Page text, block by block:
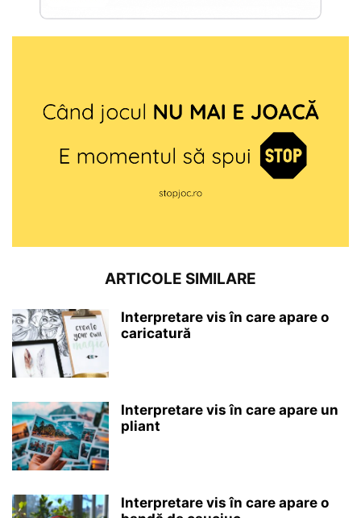
ARTICOLE SIMILARE
Interpretare vis în care apare o
caricatură
Interpretare vis în care apare un
pliant
Interpretare vis în care apare o